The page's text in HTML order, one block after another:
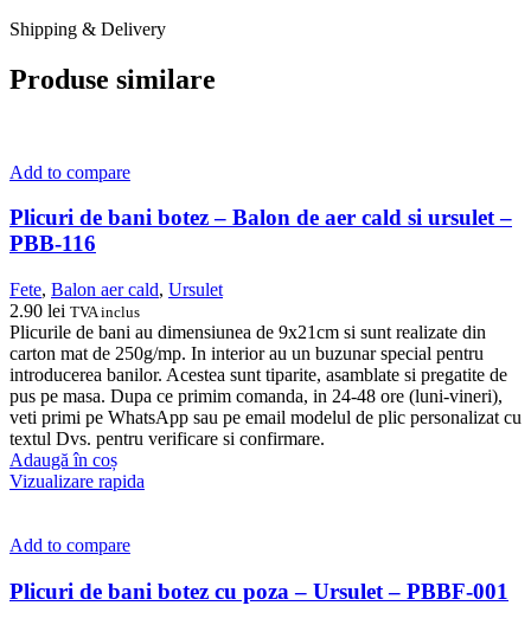
Shipping & Delivery
Produse similare
Add to compare
Plicuri de bani botez – Balon de aer cald si ursulet –
PBB-116
Fete, Balon aer cald, Ursulet
2.90 lei TVA inclus
Plicurile de bani au dimensiunea de 9x21cm si sunt realizate din
carton mat de 250g/mp. In interior au un buzunar special pentru
introducerea banilor. Acestea sunt tiparite, asamblate si pregatite de
pus pe masa. Dupa ce primim comanda, in 24-48 ore (luni-vineri),
veti primi pe WhatsApp sau pe email modelul de plic personalizat cu
textul Dvs. pentru verificare si confirmare.
Adaugă în coș
Vizualizare rapida
Add to compare
Plicuri de bani botez cu poza – Ursulet – PBBF-001